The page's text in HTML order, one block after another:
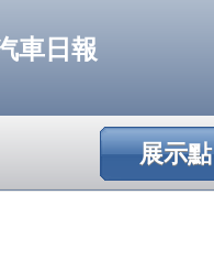
車日報
展示點